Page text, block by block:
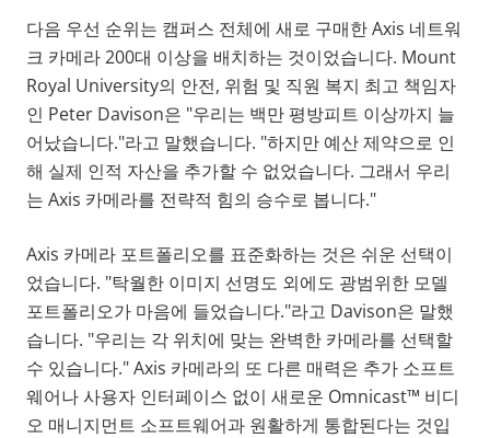
다음 우선 순위는 캠퍼스 전체에 새로 구매한 Axis 네트워
크 카메라 200대 이상을 배치하는 것이었습니다. Mount
Royal University의 안전, 위험 및 직원 복지 최고 책임자
인 Peter Davison은 "우리는 백만 평방피트 이상까지 늘
어났습니다."라고 말했습니다. "하지만 예산 제약으로 인
해 실제 인적 자산을 추가할 수 없었습니다. 그래서 우리
는 Axis 카메라를 전략적 힘의 승수로 봅니다."
Axis 카메라 포트폴리오를 표준화하는 것은 쉬운 선택이
었습니다. "탁월한 이미지 선명도 외에도 광범위한 모델
포트폴리오가 마음에 들었습니다."라고 Davison은 말했
습니다. "우리는 각 위치에 맞는 완벽한 카메라를 선택할
수 있습니다." Axis 카메라의 또 다른 매력은 추가 소프트
웨어나 사용자 인터페이스 없이 새로운 Omnicast™ 비디
오 매니지먼트 소프트웨어과 원활하게 통합된다는 것입